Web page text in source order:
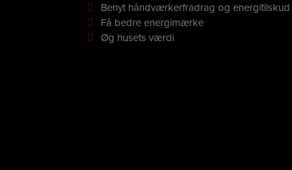
Benyt håndværkerfradrag og energitilskud
Få bedre energimærke
Øg husets værdi